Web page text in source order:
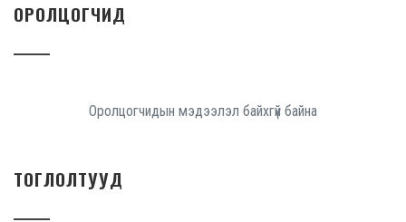
ОРОЛЦОГЧИД
Оролцогчидын мэдээлэл байхгүй байна
ТОГЛОЛТУУД